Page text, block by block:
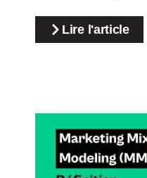
Lire l'article